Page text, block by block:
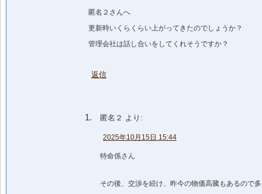
匿名２さんへ
更新時いくらくらい上がってきたのでしょうか？
管理会社は話し合いをしてくれそうですか？
返信
匿名２ より:
2025年10月15日 15:44
特命係さん
その後、交渉を続け、昨今の物価高騰もあるので